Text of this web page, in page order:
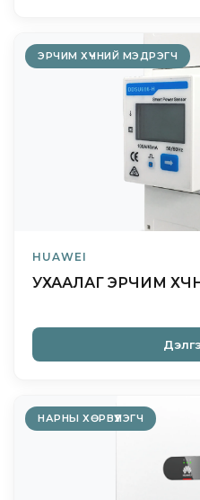
ЭРЧИМ ХҮЧНИЙ МЭДРЭГЧ
HUAWEI
УХААЛАГ ЭРЧИМ
НАРНЫ ХӨРВҮҮЛЭГЧ